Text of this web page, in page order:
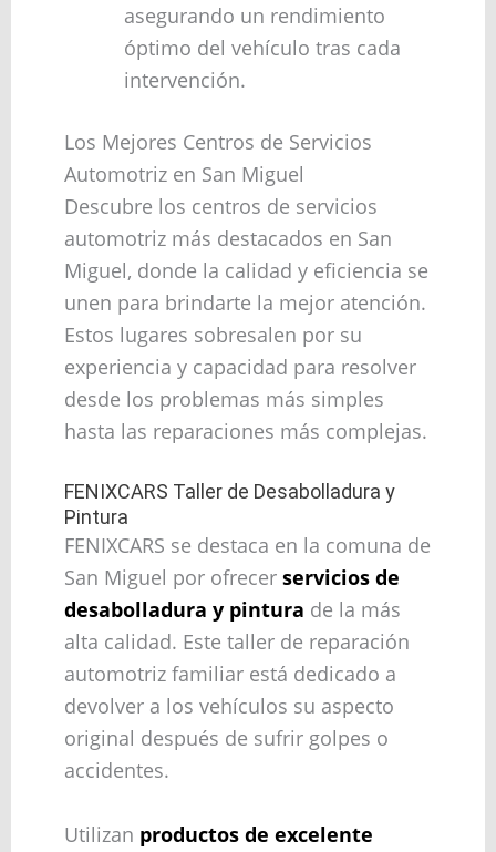
asegurando un rendimiento
óptimo del vehículo tras cada
intervención.
Los Mejores Centros de Servicios
Automotriz en San Miguel
Descubre los centros de servicios
automotriz más destacados en San
Miguel, donde la calidad y eficiencia se
unen para brindarte la mejor atención.
Estos lugares sobresalen por su
experiencia y capacidad para resolver
desde los problemas más simples
hasta las reparaciones más complejas.
FENIXCARS Taller de Desabolladura y
Pintura
FENIXCARS se destaca en la comuna de
San Miguel por ofrecer servicios de
desabolladura y pintura de la más
alta calidad. Este taller de reparación
automotriz familiar está dedicado a
devolver a los vehículos su aspecto
original después de sufrir golpes o
accidentes.
Utilizan productos de excelente